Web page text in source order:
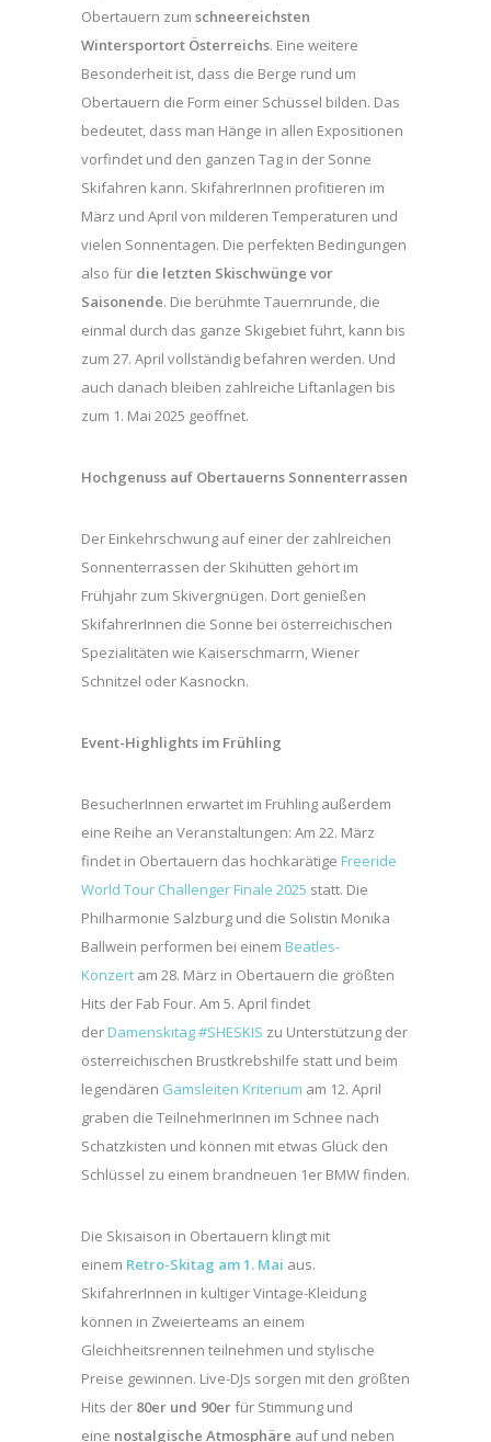
Obertauern zum schneereichsten
Wintersportort Österreichs. Eine weitere
Besonderheit ist, dass die Berge rund um
Obertauern die Form einer Schüssel bilden. Das
bedeutet, dass man Hänge in allen Expositionen
vorfindet und den ganzen Tag in der Sonne
Skifahren kann. SkifahrerInnen profitieren im
März und April von milderen Temperaturen und
vielen Sonnentagen. Die perfekten Bedingungen
also für die letzten Skischwünge vor
Saisonende. Die berühmte Tauernrunde, die
einmal durch das ganze Skigebiet führt, kann bis
zum 27. April vollständig befahren werden. Und
auch danach bleiben zahlreiche Liftanlagen bis
zum 1. Mai 2025 geöffnet.
Hochgenuss auf Obertauerns Sonnenterrassen
Der Einkehrschwung auf einer der zahlreichen
Sonnenterrassen der Skihütten gehört im
Frühjahr zum Skivergnügen. Dort genießen
SkifahrerInnen die Sonne bei österreichischen
Spezialitäten wie Kaiserschmarrn, Wiener
Schnitzel oder Kasnockn.
Event-Highlights im Frühling
BesucherInnen erwartet im Frühling außerdem
eine Reihe an Veranstaltungen: Am 22. März
findet in Obertauern das hochkarätige Freeride
World Tour Challenger Finale 2025 statt. Die
Philharmonie Salzburg und die Solistin Monika
Ballwein performen bei einem Beatles-
Konzert am 28. März in Obertauern die größten
Hits der Fab Four. Am 5. April findet
der Damenskitag #SHESKIS zu Unterstützung der
österreichischen Brustkrebshilfe statt und beim
legendären Gamsleiten Kriterium am 12. April
graben die TeilnehmerInnen im Schnee nach
Schatzkisten und können mit etwas Glück den
Schlüssel zu einem brandneuen 1er BMW finden.
Die Skisaison in Obertauern klingt mit
einem Retro-Skitag am 1. Mai aus.
SkifahrerInnen in kultiger Vintage-Kleidung
können in Zweierteams an einem
Gleichheitsrennen teilnehmen und stylische
Preise gewinnen. Live-DJs sorgen mit den größten
Hits der 80er und 90erfür Stimmung und
eine nostalgische Atmosphäre auf und neben